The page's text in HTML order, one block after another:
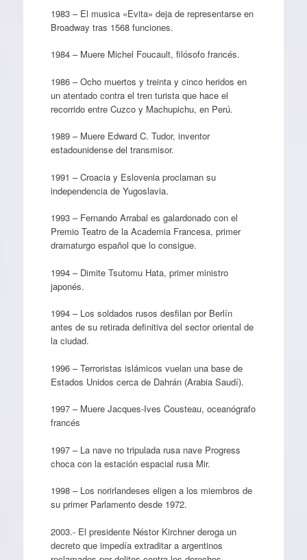
1983 – El musica «Evita» deja de representarse en
Broadway tras 1568 funciones.
1984 – Muere Michel Foucault, filósofo francés.
1986 – Ocho muertos y treinta y cinco heridos en
un atentado contra el tren turista que hace el
recorrido entre Cuzco y Machupichu, en Perú.
1989 – Muere Edward C. Tudor, inventor
estadounidense del transmisor.
1991 – Croacia y Eslovenia proclaman su
independencia de Yugoslavia.
1993 – Fernando Arrabal es galardonado con el
Premio Teatro de la Academia Francesa, primer
dramaturgo español que lo consigue.
1994 – Dimite Tsutomu Hata, primer ministro
japonés.
1994 – Los soldados rusos desfilan por Berlín
antes de su retirada definitiva del sector oriental de
la ciudad.
1996 – Terroristas islámicos vuelan una base de
Estados Unidos cerca de Dahrán (Arabia Saudí).
1997 – Muere Jacques-Ives Cousteau, oceanógrafo
francés
1997 – La nave no tripulada rusa nave Progress
choca con la estación espacial rusa Mir.
1998 – Los norirlandeses eligen a los miembros de
su primer Parlamento desde 1972.
2003.- El presidente Néstor Kirchner deroga un
decreto que impedía extraditar a argentinos